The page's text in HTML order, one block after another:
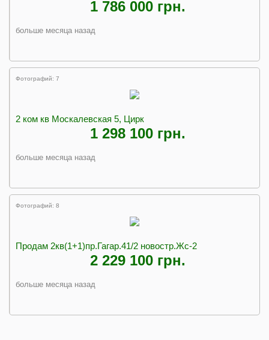
1 786 000 грн.
больше месяца назад
Фотографий: 7
2 ком кв Москалевская 5, Цирк
1 298 100 грн.
больше месяца назад
Фотографий: 8
Продам 2кв(1+1)пр.Гагар.41/2 новостр.Жс-2
2 229 100 грн.
больше месяца назад